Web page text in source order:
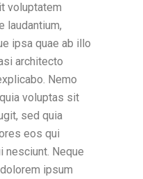
voluptatem
laudantium,
ipsa quae ab illo
architecto
Nemo
voluptas sit
sed quia
eos qui
nesciunt. Neque
ipsum